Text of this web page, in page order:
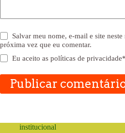
Salvar meu nome, e-mail e site neste
próxima vez que eu comentar.
Eu aceito aspolíticas de privacidade*
Publicar
institucional